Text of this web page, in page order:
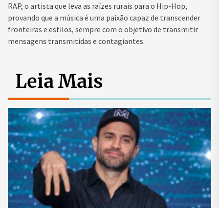
RAP, o artista que leva as raízes rurais para o Hip-Hop,
provando que a música é uma paixão capaz de transcender
fronteiras e estilos, sempre com o objetivo de transmitir
mensagens transmitidas e contagiantes.
Leia Mais